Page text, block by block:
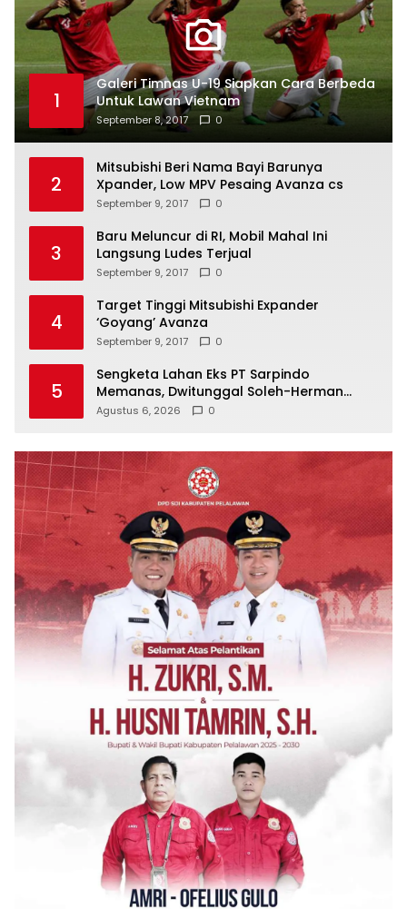
1
Galeri Timnas U-19 Siapkan Cara Berbeda
Untuk Lawan Vietnam
September 8, 2017 0
2
Mitsubishi Beri Nama Bayi Barunya
Xpander, Low MPV Pesaing Avanza cs
September 9, 2017 0
3
Baru Meluncur di RI, Mobil Mahal Ini
Langsung Ludes Terjual
September 9, 2017 0
4
Target Tinggi Mitsubishi Expander
‘Goyang’ Avanza
September 9, 2017 0
5
Sengketa Lahan Eks PT Sarpindo
Memanas, Dwitunggal Soleh-Herman
Boyong Pakar Lingkungan ke Pulau Rupat
Agustus 6, 2026 0